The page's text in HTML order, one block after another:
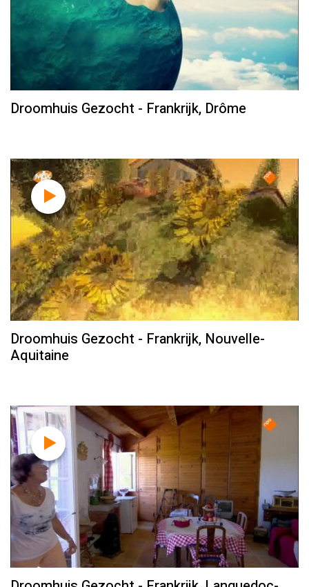
Droomhuis Gezocht - Frankrijk, Drôme
Droomhuis Gezocht - Frankrijk, Nouvelle-
Aquitaine